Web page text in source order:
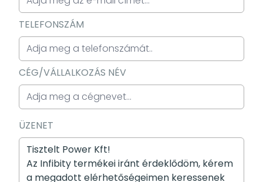
TELEFONSZÁM
CÉG/VÁLLALKOZÁS NÉV
ÜZENET